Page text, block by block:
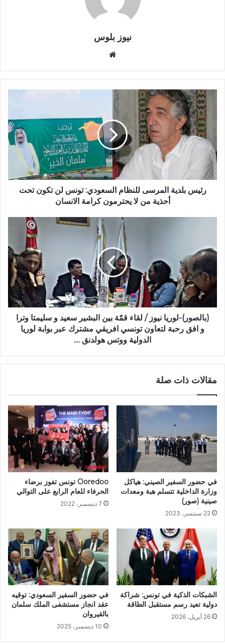
نيوز بلوس
رئيس بلدية المرسى للنظام السعودي: تونس لن تكون تحت
أحذية من لا يحترمون كرامة الانسان
(بالصور)-لوريا نيوز / لقاء قمّة بين البشير سعيد و سليمتا وترا
و افق رحبة لتعاون تونسي افريقي مشترك عبر بوابة لوريا
الدولية ووتس هولدنق ....
مقالات ذات صلة
في حضور السفير الصيني: هياكل
وزارة الداخلية تتسلم هبة ومعدات
صينية (صور)
22 سبتمبر، 2023
Ooredoo تونس تفوز برضاء
الحرفاء للعام الرابع على التوالي
7 ديسمبر، 2022
الشبكات الذكية في تونس: شراكة
دولية تعيد رسم مستقبل الطاقة
26 أبريل، 2026
في حضور السفير السعودي: توقيه
عقد انجاز مستشفى الملك سلمان
بالقيروان
10 ديسمبر، 2025